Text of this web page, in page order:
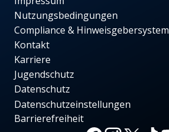
Nutzungsbedingungen
Compliance & Hinweisgebersystem
Kontakt
Karriere
Jugendschutz
Datenschutz
Datenschutzeinstellungen
Barrierefreiheit